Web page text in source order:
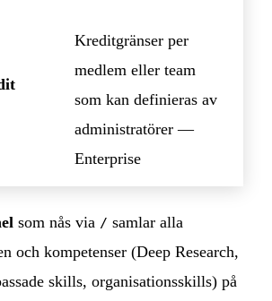
Kreditgränser per
medlem eller team
som kan definieras av
administratörer —
Enterprise
som nås via / samlar alla
och kompetenser (Deep Research,
skills, organisationsskills) på